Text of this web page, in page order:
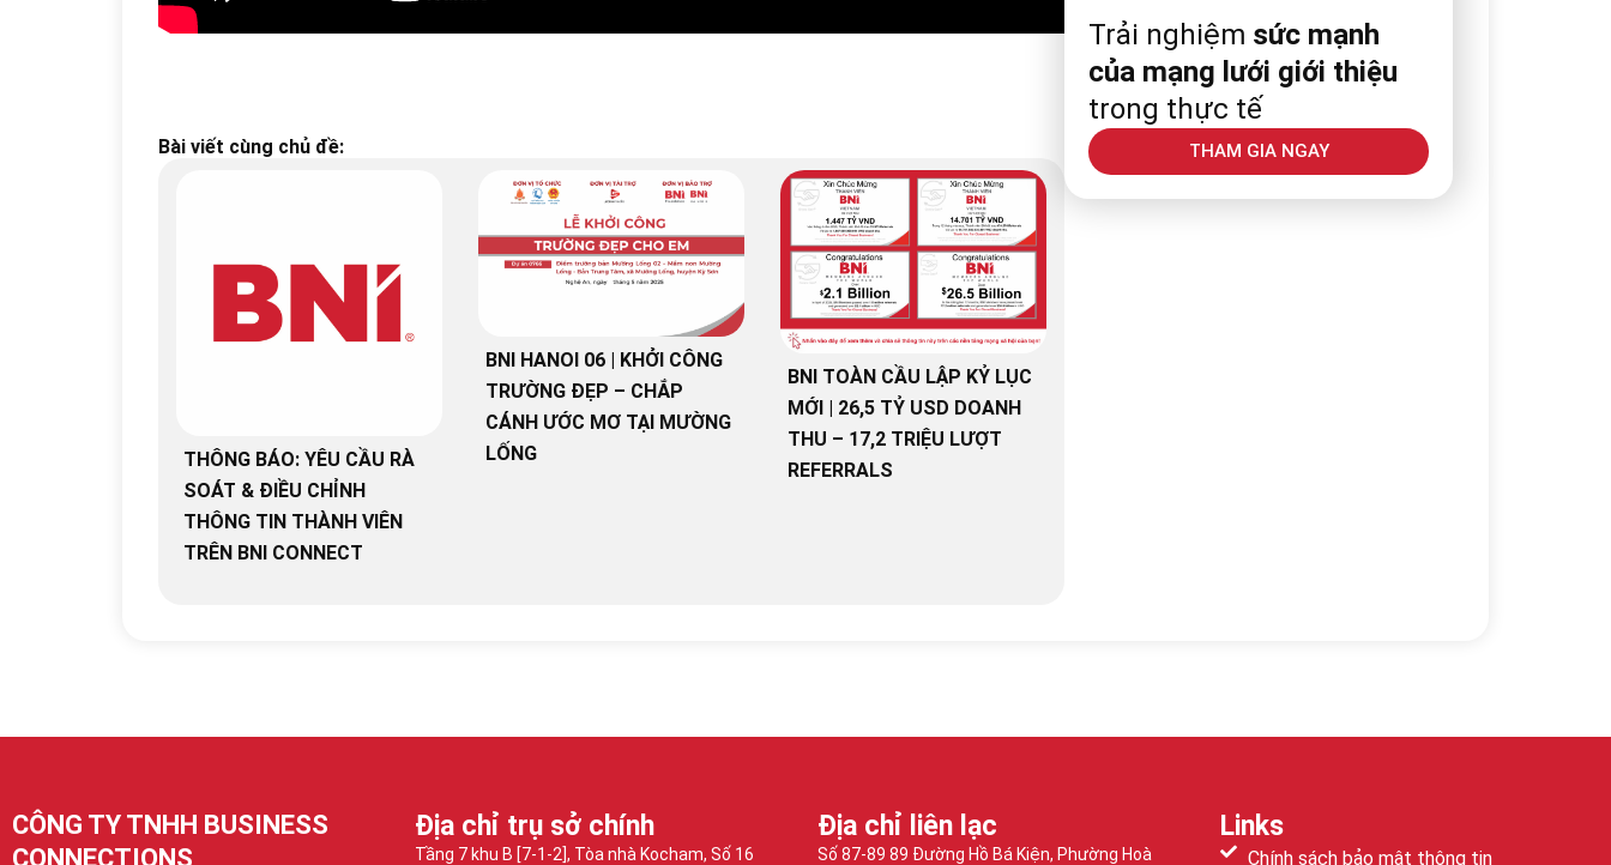
Bài viết cùng chủ đề:
THÔNG BÁO: YÊU CẦU RÀ
SOÁT & ĐIỀU CHỈNH
THÔNG TIN THÀNH VIÊN
TRÊN BNI CONNECT
BNI HANOI 06 | KHỞI CÔNG
TRƯỜNG ĐẸP – CHẮP
CÁNH ƯỚC MƠ TẠI MƯỜNG
LỐNG
BNI TOÀN CẦU LẬP KỶ LỤC
MỚI | 26,5 TỶ USD DOANH
THU – 17,2 TRIỆU LƯỢT
REFERRALS
Trải nghiệm sức mạnh
của mạng lưới giới thiệu
trong thực tế
THAM GIA NGAY
CÔNG TY TNHH BUSINESS
CONNECTIONS
Địa chỉ trụ sở chính
Tầng 7 khu B [7-1-2], Tòa nhà Kocham, Số 16
Địa chỉ liên lạc
Số 87-89 89 Đường Hồ Bá Kiện, Phường Hoà
Links
Chính sách bảo mật thông tin